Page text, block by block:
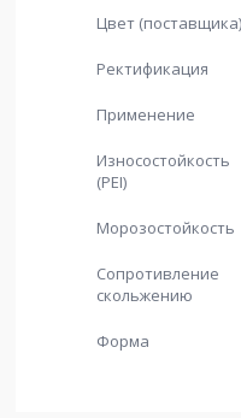
Цвет (поставщика)
Ректификация
Применение
Износостойкость
(PEI)
Морозостойкость
Сопротивление
скольжению
Форма